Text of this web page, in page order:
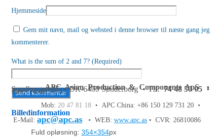
Hjemmeside
Gem mit navn, mail og websted i denne browser til næste gang jeg
kommenterer.
What is the sum of 2 and 7? (Required)
Billedinformation
Fuld opløsning: 354×354px
APC Asian Production & Components ApS•
Sundkrogen 35 • DK-6400 Sønderborg • Tlf:74 48 50 05•
Fax: 74 48 50 45
Mob: 20 47 81 18 • APC China: +86 150 129 731 20 •
E-Mail: apc@apc.as • WEB: www.apc.as • CVR: 26810086